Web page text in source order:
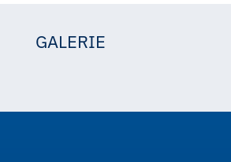
GALERIE